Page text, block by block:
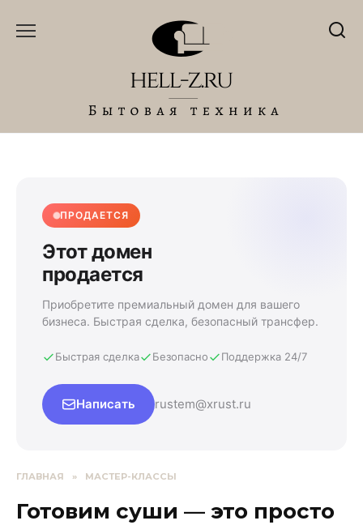
ПРОДАЕТСЯ
Этот домен
продается
Приобретите премиальный домен для вашего
бизнеса. Быстрая сделка, безопасный трансфер.
Быстрая сделка Безопасно Поддержка 24/7
Написать rustem@xrust.ru
ГЛАВНАЯ » МАСТЕР-КЛАССЫ
Готовим суши — это просто